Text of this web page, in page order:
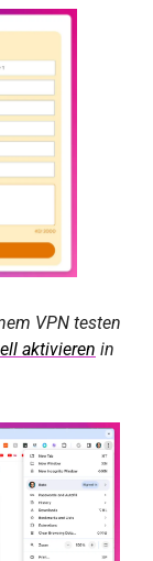
VPN testen
aktivieren in